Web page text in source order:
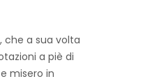
, che a sua volta
a piè di
misero in